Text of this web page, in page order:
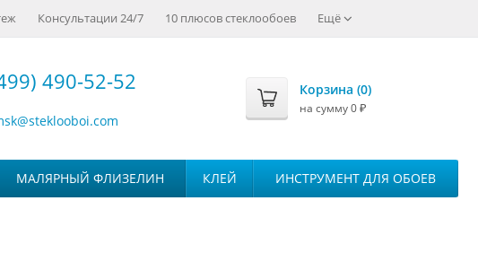
Консультации 24/7 10 плюсов стеклообоев Ещё
490-52-52 Корзина (0)
на сумму0 ₽
МАЛЯРНЫЙ ФЛИЗЕЛИН КЛЕЙ ИНСТРУМЕНТ ДЛЯ ОБОЕВ